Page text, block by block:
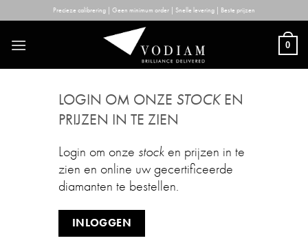
to
content
Precieze calibrering | Geen minimum order | Snelle levering | Beste prijzen
0
LOGIN OM ONZE STOCKEN
PRIJZEN IN TE ZIEN
Login om onze stock en prijzen in te
zien en online uw gecertificeerde
diamanten te bestellen.
INLOGGEN